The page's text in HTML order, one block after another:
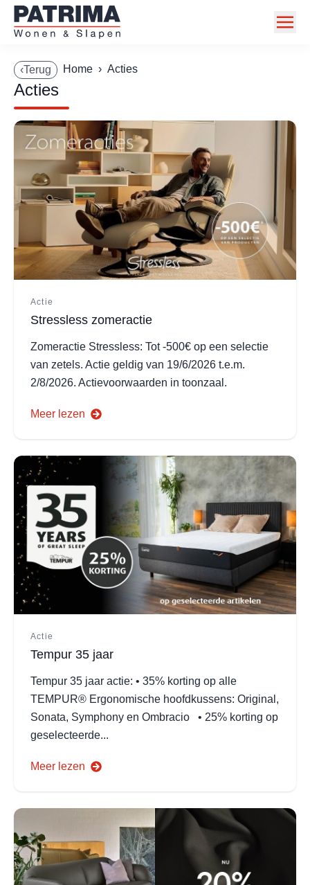
Toonzaalmodellen
Acties
Merken
Info
Contact
‹Terug Home › Acties
Acties
Actie
Stressless zomeractie
Zomeractie Stressless: Tot -500€ op een selectie
van zetels. Actie geldig van 19/6/2026 t.e.m.
2/8/2026. Actievoorwaarden in toonzaal.
Meer lezen
Actie
Tempur 35 jaar
Tempur 35 jaar actie: • 35% korting op alle
TEMPUR® Ergonomische hoofdkussens: Original,
Sonata, Symphony en Ombracio • 25% korting op
geselecteerde...
Meer lezen